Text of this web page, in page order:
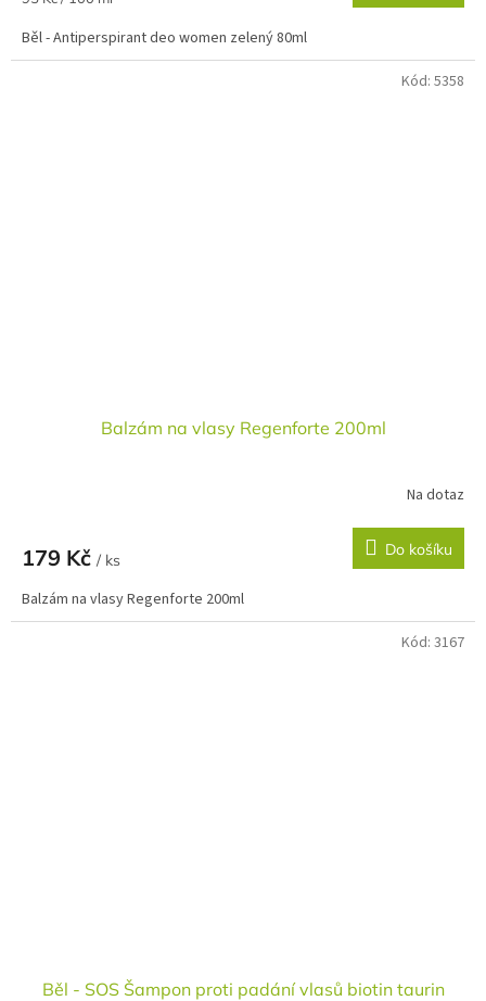
Běl - Antiperspirant deo women zelený 80ml
Balzám na vlasy Regenforte 200ml
Na dotaz
179 Kč / ks
Do košíku
Balzám na vlasy Regenforte 200ml
Kód: 5358
Běl - SOS Šampon proti padání vlasů biotin taurin
Kód: 3167